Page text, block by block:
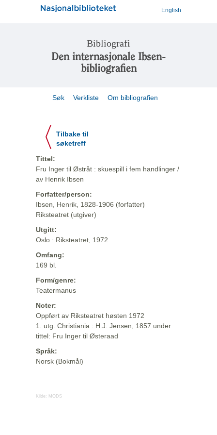
English
Bibliografi
Den internasjonale Ibsen-
bibliografien
Søk Verkliste Om bibliografien
Tilbake til
søketreff
Tittel:
Fru Inger til Østråt : skuespill i fem handlinger /
av Henrik Ibsen
Forfatter/person:
Ibsen, Henrik, 1828-1906 (forfatter)
Riksteatret (utgiver)
Utgitt:
Oslo : Riksteatret, 1972
Omfang:
169 bl.
Form/genre:
Teatermanus
Noter:
Oppført av Riksteatret høsten 1972
1. utg. Christiania : H.J. Jensen, 1857 under
tittel: Fru Inger til Østeraad
Språk:
Norsk (Bokmål)
Kilde: MODS